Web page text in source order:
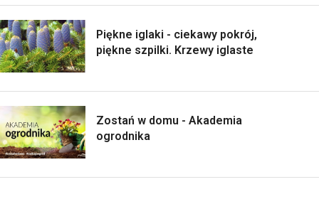
Piękne iglaki - ciekawy pokrój,
piękne szpilki. Krzewy iglaste
Zostań w domu - Akademia
ogrodnika